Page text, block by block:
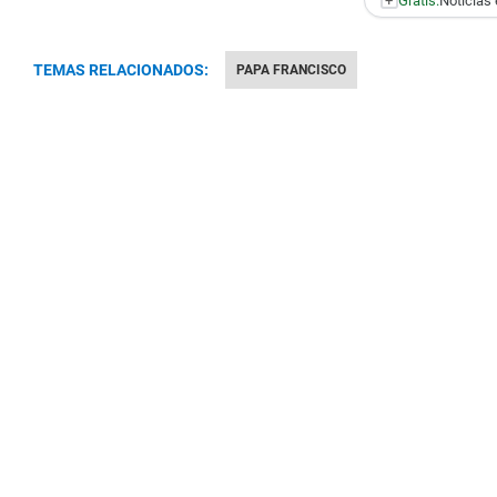
TEMAS RELACIONADOS: PAPA FRANCISCO